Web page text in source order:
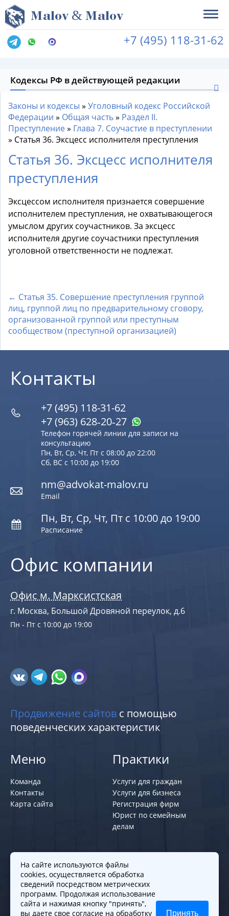
Malov & Malov
+7 (495) 118-31-62
Кодексы РФ в действующей редакции
Законы и кодексы » Уголовный кодекс Российской
Федерации » Общая часть» Раздел II.
Преступление» Глава 7. Соучастие в преступлении
» Статья 36. Эксцесс исполнителя преступления
Статья 36. Эксцесс исполнителя
преступления
Эксцессом исполнителя признается совершение
исполнителем преступления, не охватывающегося
умыслом других соучастников. За эксцесс
исполнителя другие соучастники преступления
уголовной ответственности не подлежат.
← Статья 35. Совершение преступления группой
лиц, группой лиц по предварительному сговору,
организованной группой или преступным
сообществом (преступной организацией)
Офис компании
Офис м. Марксистская
г. Москва, Большой Дровяной переулок, д.6
Пн - Пт с 10:00 до 19:00
Контакты
+7 (495) 118-31-62
+7 (963) 628‑20‑27
Телефон горячей линии для записи на
консультацию
Пн, Вт, Ср, Чт, Пт с 08:00 до 22:00
Сб, ВС с 10:00 до 19:00
nm@advokat-malov.ru
Email
Пн, Вт, Ср, Чт, Пт с 10:00 до 19:00
Расписание
Продвижение сайтов с помощью
поведенческих характеристик
Меню
Команда
Контакты
Карта сайта
Практики
Услуги для граждан
Услуги для бизнеса
Регистрация фирм
Юрист по семейным
делам
Политики и правила
Политика обработки персональных
данных
Согласие на обработку cookies
На сайте используются файлы
cookies, осуществляется обработка
сведений посредством метрических
программ. Продолжая использование
сайта и нажимая кнопку "принять",
вы даете свое согласие на обработку Принять